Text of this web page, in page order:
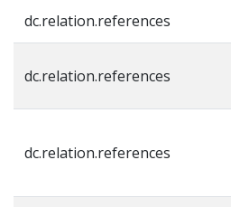
dc.relation.references
dc.relation.references
dc.relation.references